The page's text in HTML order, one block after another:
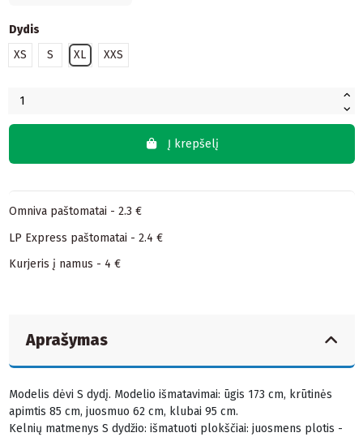
Dydis
XS
S XL XXS
Į krepšelį
Omniva paštomatai - 2.3 €
LP Express paštomatai - 2.4 €
Kurjeris į namus - 4 €
Aprašymas
Modelis dėvi S dydį. Modelio išmatavimai: ūgis 173 cm, krūtinės
apimtis 85 cm, juosmuo 62 cm, klubai 95 cm.
Kelnių matmenys S dydžio: išmatuoti plokščiai: juosmens plotis -